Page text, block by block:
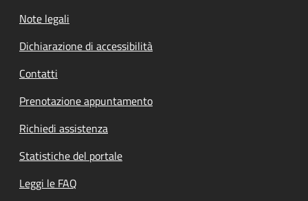
Note legali
Dichiarazione di accessibilità
Contatti
Prenotazione appuntamento
Richiedi assistenza
Statistiche del portale
Leggi le FAQ